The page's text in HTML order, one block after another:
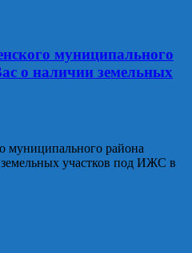
муниципального
о наличии земельных
муниципального района
участков под ИЖС в